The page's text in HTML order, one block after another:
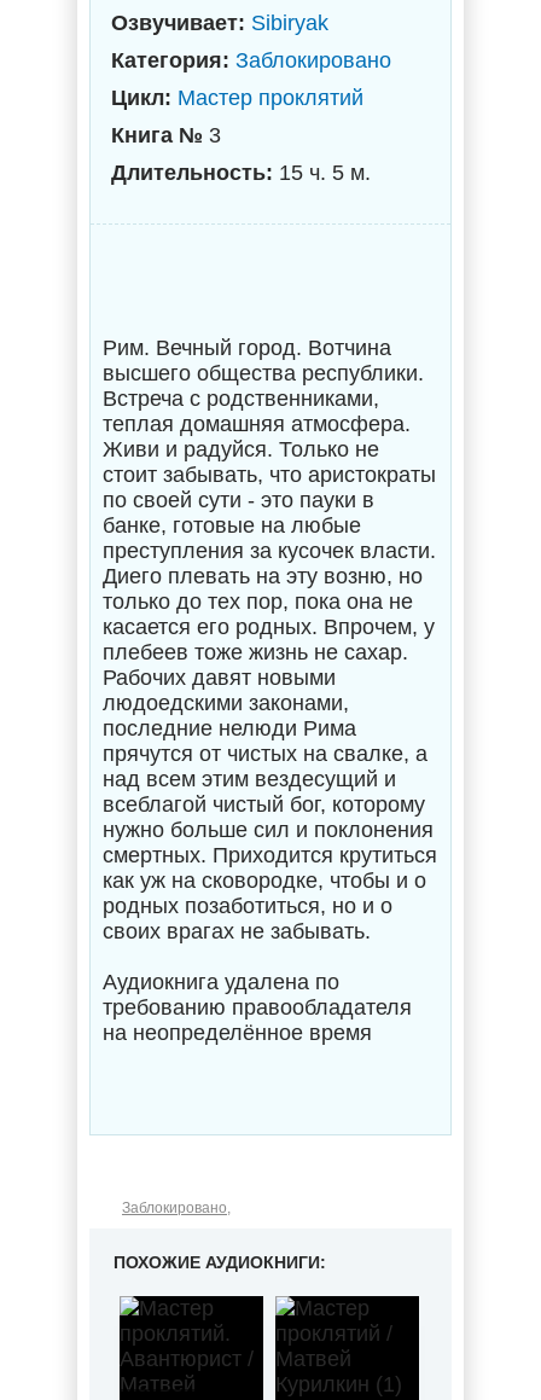
Озвучивает: Sibiryak
Категория: Заблокировано
Цикл: Мастер проклятий
Книга № 3
Длительность: 15 ч. 5 м.
Рим. Вечный город. Вотчина
высшего общества республики.
Встреча с родственниками,
теплая домашняя атмосфера.
Живи и радуйся. Только не
стоит забывать, что аристократы
по своей сути - это пауки в
банке, готовые на любые
преступления за кусочек власти.
Диего плевать на эту возню, но
только до тех пор, пока она не
касается его родных. Впрочем, у
плебеев тоже жизнь не сахар.
Рабочих давят новыми
людоедскими законами,
последние нелюди Рима
прячутся от чистых на свалке, а
над всем этим вездесущий и
всеблагой чистый бог, которому
нужно больше сил и поклонения
смертных. Приходится крутиться
как уж на сковородке, чтобы и о
родных позаботиться, но и о
своих врагах не забывать.
Аудиокнига удалена по
требованию правообладателя
на неопределённое время
Заблокировано,
ПОХОЖИЕ АУДИОКНИГИ: